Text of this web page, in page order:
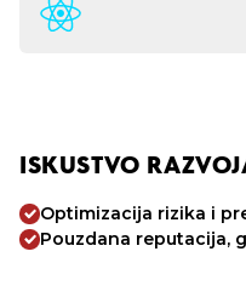
ISKUSTVO
Optimizacija rizika i
Pouzdana reputacija,